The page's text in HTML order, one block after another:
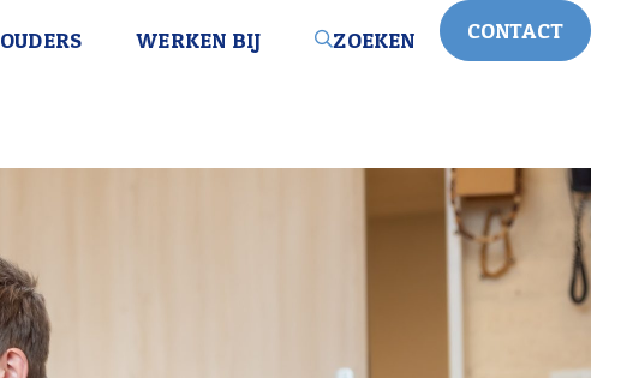
OUDERS WERKEN BIJ ZOEKEN CONTACT